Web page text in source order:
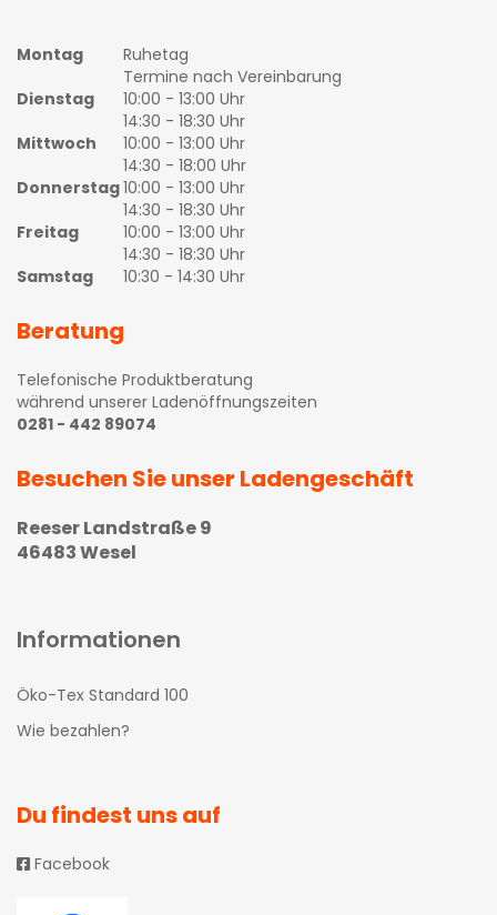
Montag
Ruhetag
Termine nach Vereinbarung
Dienstag
10:00 - 13:00 Uhr
14:30 - 18:30 Uhr
Mittwoch
10:00 - 13:00 Uhr
14:30 - 18:00 Uhr
Donnerstag10:00 - 13:00 Uhr
14:30 - 18:30 Uhr
Freitag
10:00 - 13:00 Uhr
14:30 - 18:30 Uhr
Samstag
10:30 - 14:30 Uhr
Beratung
Telefonische Produktberatung
während unserer Ladenöffnungszeiten
0281 - 442 89074
Besuchen Sie unser Ladengeschäft
Reeser Landstraße 9
46483 Wesel
Informationen
Öko-Tex Standard 100
Wie bezahlen?
Du findest uns auf
Facebook